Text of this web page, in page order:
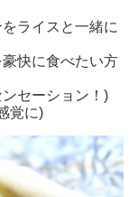
ライスと一緒に
快に食べたい方
セーション！)
覚に)